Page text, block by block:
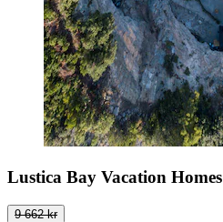
Lustica Bay Vacation Homes
9 662 kr